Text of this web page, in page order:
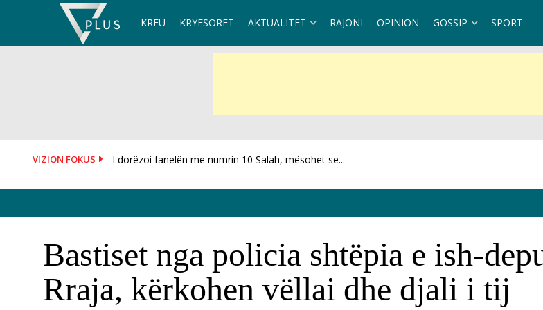
KREU KRYESORET AKTUALITET RAJONI OPINION GOSSIP SPORT
VIZION FOKUS I dorëzoi fanelën me numrin 10 Salah, mësohet se...
Bastiset nga policia shtëpia e ish-
Rraja, kërkohen vëllai dhe djali i tij